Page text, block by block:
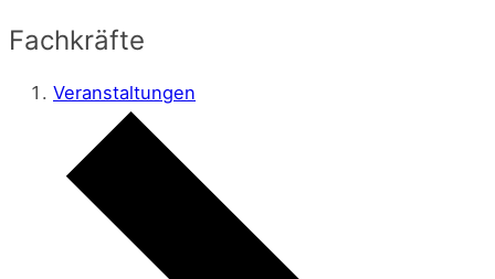
Fachkräfte
Veranstaltungen